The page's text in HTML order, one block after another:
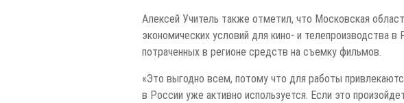
Алексей Учитель также отметил, что Московская
экономических условий для кино- и телепроизводства
потраченных в регионе средств на съемку фильмов.
«Это выгодно всем, потому что для работы
в России уже активно используется. Если это